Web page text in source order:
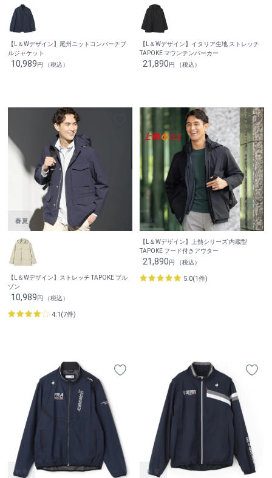
【L＆Wデザイン】尾州ニットコンバーチブ
ルジャケット
10,989円 （税込）
【L＆Wデザイン】イタリア生地 ストレッチ
TAPOKE マウンテンパーカー
21,890円 （税込）
【L＆Wデザイン】ストレッチ TAPOKE ブル
ゾン
10,989円 （税込）
4.1(7件)
【L＆Wデザイン】上熱シリーズ 内蔵型
TAPOKE フード付きアウター
21,890円 （税込）
5.0(1件)